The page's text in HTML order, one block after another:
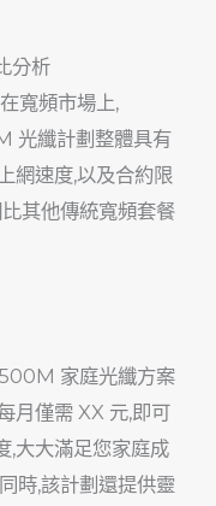
分析
寬頻市場上,
纖計劃整體具有
網速度,以及合約限
其他傳統寬頻套餐
家庭光纖方案
月僅需 XX 元,即可
,大大滿足您家庭成
時,該計劃還提供靈